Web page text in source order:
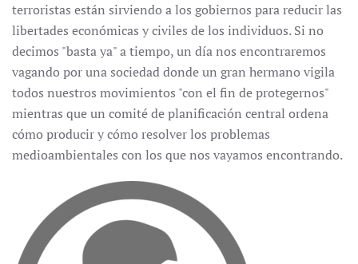
terroristas están sirviendo a los gobiernos para reducir las
libertades económicas y civiles de los individuos. Si no
decimos "basta ya" a tiempo, un día nos encontraremos
vagando por una sociedad donde un gran hermano vigila
todos nuestros movimientos "con el fin de protegernos"
mientras que un comité de planificación central ordena
cómo producir y cómo resolver los problemas
medioambientales con los que nos vayamos encontrando.